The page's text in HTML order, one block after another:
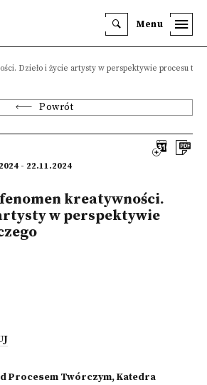
Menu
Dzieło i życie artysty w perspektywie procesu
Powrót
- 22.11.2024
kreatywności.
w perspektywie
Procesem Twórczym, Katedra